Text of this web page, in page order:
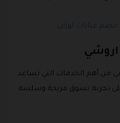
خصم عبايات لوزان.
اروشي
من أهم الخدمات التي تساعد
تجربة تسوق مريحة وسلسة